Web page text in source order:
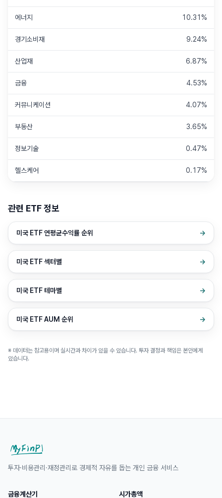
에너지 10.31%
경기소비재 9.24%
산업재 6.87%
금융 4.53%
커뮤니케이션 4.07%
부동산 3.65%
정보기술 0.47%
헬스케어 0.17%
관련 ETF 정보
미국 ETF 연평균수익률 순위 →
미국 ETF 섹터별 →
미국 ETF 테마별 →
미국 ETF AUM 순위 →
※ 데이터는 참고용이며 실시간과 차이가 있을 수 있습니다. 투자 결정과 책임은 본인에게
있습니다.
투자·비용관리·재정관리로 경제적 자유를 돕는 개인 금융 서비스
금융계산기 시가총액